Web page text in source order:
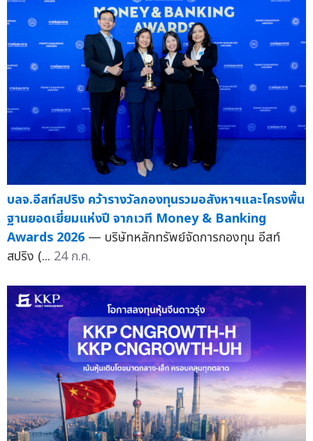
บลจ.อีสท์สปริง คว้ารางวัลกองทุนรวมอสังหาฯและโครงพื้น
ฐานยอดเยี่ยมแห่งปี จากเวที Money & Banking
Awards 2026 — บริษัทหลักทรัพย์จัดการกองทุน อีสท์
สปริง (... 24 ก.ค.